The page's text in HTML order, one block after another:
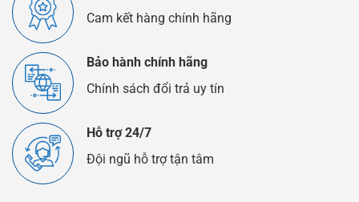
Cam kết hàng chính hãng
Bảo hành chính hãng
Chính sách đổi trả uy tín
Hỗ trợ 24/7
Đội ngũ hỗ trợ tận tâm